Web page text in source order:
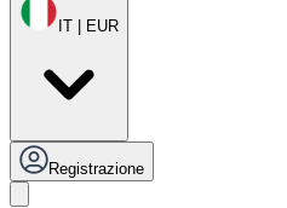
IT | EUR
Registrazione